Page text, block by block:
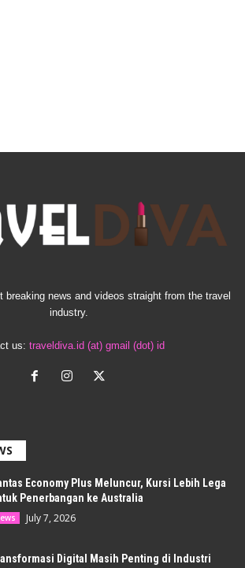
breaking news and videos straight from the travel
industry.
us: traveldiva.id (at) gmail (dot) id
Economy Plus Meluncur, Kursi Lebih Lega
Penerbangan ke Australia
July 7, 2026
Digital Masih Penting di Industri